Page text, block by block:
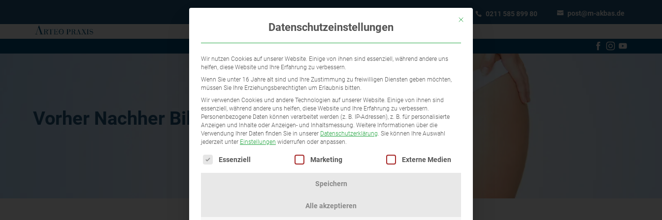
0211 585 899 80 post@m-akbas.de
Vorher Nachher Bilder
3
Mit diesem Button wird der Dialog geschlossen. Seine Funktionalität ist
Datenschutzeinstellungen
Wir nutzen Cookies auf unserer Website. Einige von ihnen sind essenziell, während andere uns
helfen, diese Website und Ihre Erfahrung zu verbessern.
Wenn Sie unter 16 Jahre alt sind und Ihre Zustimmung zu freiwilligen Diensten geben möchten,
müssen Sie Ihre Erziehungsberechtigten um Erlaubnis bitten.
Wir verwenden Cookies und andere Technologien auf unserer Website. Einige von ihnen sind
essenziell, während andere uns helfen, diese Website und Ihre Erfahrung zu verbessern.
Personenbezogene Daten können verarbeitet werden (z. B. IP-Adressen), z. B. für personalisierte
Anzeigen und Inhalte oder Anzeigen- und Inhaltsmessung. Weitere Informationen über die
Verwendung Ihrer Daten finden Sie in unserer Datenschutzerklärung. Sie können Ihre Auswahl
jederzeit unter Einstellungen widerrufen oder anpassen.
Es folgt eine Liste der Service-Gruppen, für die eine Einwilligung erteilt werden kann. Die erste Service-Gruppe ist essenziell
Essenziell Marketing Externe Medien
Speichern
Alle akzeptieren